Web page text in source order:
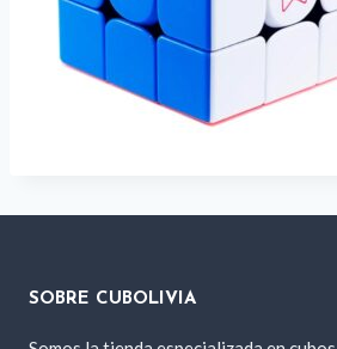
SOBRE CUBOLIVIA